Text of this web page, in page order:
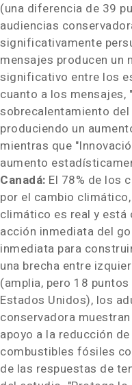
(una diferencia de 39
audiencias
significativamente
mensajes producen
significativo entre los
cuanto a los mensajes,
sobrecalentamiento
produciendo un
mientras que
aumento
Canadá: El 78% de los
por el cambio
climático es real y está
acción inmediata del
inmediata para
una brecha entre
(amplia, pero 18
Estados Unidos), los
conservadora
apoyo a la reducción
combustibles fósiles
de las respuestas de